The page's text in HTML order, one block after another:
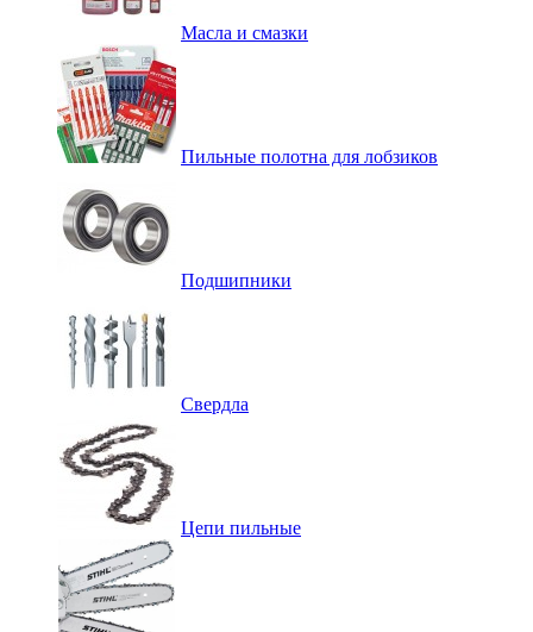
Масла и смазки
Пильные полотна для лобзиков
Подшипники
Свердла
Цепи пильные